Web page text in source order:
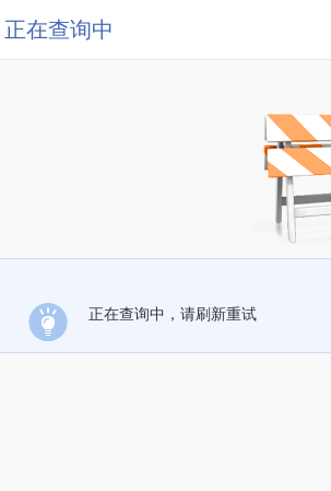
正在查询中
正在查询中，请刷新重试